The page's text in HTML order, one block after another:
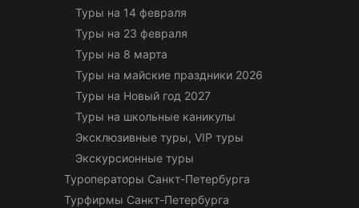
Туры на 14 февраля
Туры на 23 февраля
Туры на 8 марта
Туры на майские праздники 2026
Туры на Новый год 2027
Туры на школьные каникулы
Эксклюзивные туры, VIP туры
Экскурсионные туры
Туроператоры Санкт-Петербурга
Турфирмы Санкт-Петербурга